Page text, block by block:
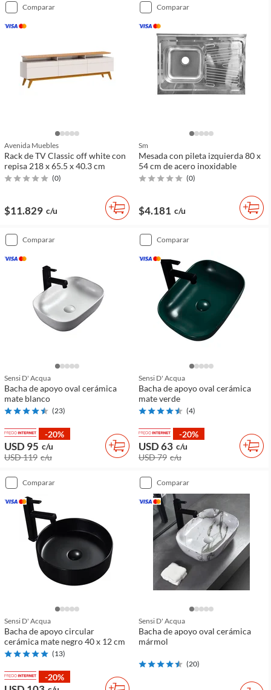
comparar
Avenida Muebles
Rack de TV Classic off white con
repisa 218 x 65.5 x 40.3 cm
(0)
$11.829 c/u
comparar
Sm
Mesada con pileta izquierda 80 x
54 cm de acero inoxidable
(0)
$4.181 c/u
comparar
Sensi D' Acqua
Bacha de apoyo oval cerámica
mate blanco
(23)
-20%
USD 95 c/u
USD 119 c/u
comparar
Sensi D' Acqua
Bacha de apoyo oval cerámica
mate verde
(4)
-20%
USD 63 c/u
USD 79 c/u
comparar
Sensi D' Acqua
Bacha de apoyo circular
cerámica mate negro 40 x 12 cm
(13)
-20%
comparar
Sensi D' Acqua
Bacha de apoyo oval cerámica
mármol
(20)